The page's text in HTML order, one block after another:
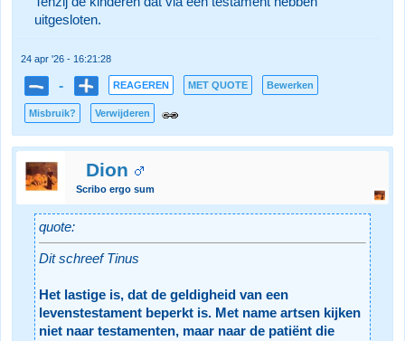
uitgesloten.
24 apr '26 - 16:21:28
- REAGEREN MET QUOTE Bewerken
Misbruik? Verwijderen
Dion
Scribo ergo sum
quote:
Dit schreef Tinus
Het lastige is, dat de geldigheid van een
levenstestament beperkt is. Met name artsen kijken
niet naar testamenten, maar naar de patiënt die